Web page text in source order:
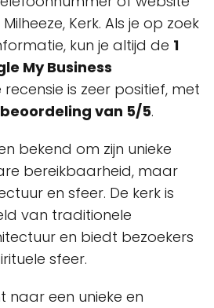
Kerk. Als je op zoek
kun je altijd de 1
My Business
is zeer positief, met
van 5/5.
bekend om zijn unieke
bereikbaarheid, maar
en sfeer. De kerk is
van traditionele
en biedt bezoekers
sfeer.
naar een unieke en